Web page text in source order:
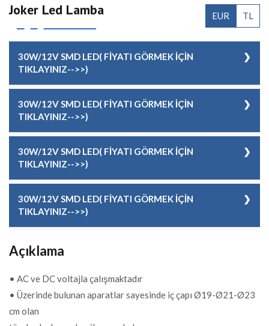
Joker Led Lamba EUR TL
30W/12V SMD LED( FİYATI GÖRMEK İÇİN
TIKLAYINIZ-->>)
12519122144
MODEL
RENK Buz Beyaz
30W/12V SMD LED( FİYATI GÖRMEK İÇİN
TIKLAYINIZ-->>)
12519122145
MODEL
RENK Gün Işığı
30W/12V SMD LED( FİYATI GÖRMEK İÇİN
TIKLAYINIZ-->>)
12519122146
MODEL
30W/12V SMD LED( FİYATI GÖRMEK İÇİN
TIKLAYINIZ-->>)
RENK RGB
FİYAT
Açıklama
• AC ve DC voltajla çalışmaktadır
• Üzerinde bulunan aparatlar sayesinde iç çapı Ø19-Ø21-Ø23
cm olan